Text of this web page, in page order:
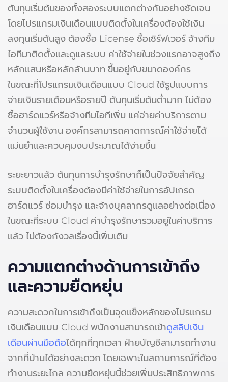
ต้นทุนเริ่มต้นของทั้งสองระบบแตกต่างกันอย่างชัดเจน
โดยโปรแกรมเงินเดือนแบบติดตั้งในเครื่องต้องใช้เงิน
ลงทุนเริ่มต้นสูง ต้องซื้อ License ซื้อเซิร์ฟเวอร์ จ้างทีม
ไอทีมาติดตั้งและดูแลระบบ ค่าใช้จ่ายในช่วงแรกอาจสูงถึง
หลักแสนหรือหลักล้านบาท ขึ้นอยู่กับขนาดองค์กร
ในขณะที่โปรแกรมเงินเดือนแบบ Cloud ใช้รูปแบบการ
จ่ายเงินรายเดือนหรือรายปี ต้นทุนเริ่มต้นต่ำมาก ไม่ต้อง
ซื้อฮาร์ดแวร์หรือจ้างทีมไอทีเพิ่ม แค่จ่ายค่าบริการตาม
จำนวนผู้ใช้งาน องค์กรสามารถคาดการณ์ค่าใช้จ่ายได้
แม่นยำและควบคุมงบประมาณได้ง่ายขึ้น
ระยะยาวแล้ว ต้นทุนการบำรุงรักษาก็เป็นปัจจัยสำคัญ
ระบบติดตั้งในเครื่องต้องมีค่าใช้จ่ายในการอัปเกรด
ฮาร์ดแวร์ ซ่อมบำรุง และจ้างบุคลากรดูแลอย่างต่อเนื่อง
ในขณะที่ระบบ Cloud ค่าบำรุงรักษารวมอยู่ในค่าบริการ
แล้ว ไม่ต้องกังวลเรื่องนี้เพิ่มเติม
ความแตกต่างด้านการเข้าถึง
และความยืดหยุ่น
ความสะดวกในการเข้าถึงเป็นจุดแข็งหลักของโปรแกรม
เงินเดือนแบบ Cloud พนักงานสามารถเข้าดูสลิปเงิน
เดือนผ่านมือถือได้ทุกที่ทุกเวลา ฝ่ายบัญชีสามารถทำงาน
จากที่บ้านได้อย่างสะดวก โดยเฉพาะในสถานการณ์ที่ต้อง
ทำงานระยะไกล ความยืดหยุ่นนี้ช่วยเพิ่มประสิทธิภาพการ